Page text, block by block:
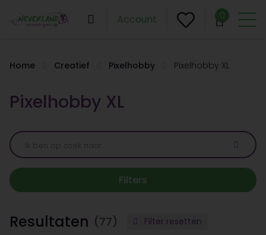
Account 0
Home Creatief Pixelhobby Pixelhobby XL
Pixelhobby XL
Filters
Resultaten (77) Filter resetten